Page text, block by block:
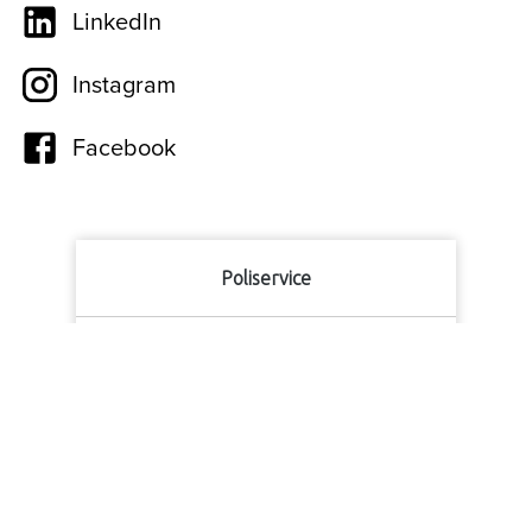
LinkedIn
Instagram
Facebook
Poliservice